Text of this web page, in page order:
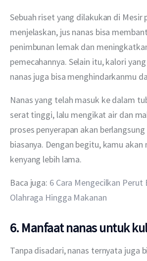
Sebuah riset yang dilakukan di Mesir
menjelaskan, jus nanas bisa
penimbunan lemak dan
pemecahannya. Selain itu, kalori
nanas juga bisa menghindarkanmu
Nanas yang telah masuk ke dalam
serat tinggi, lalu mengikat air dan
proses penyerapan akan
biasanya. Dengan begitu, kamu akan
kenyang lebih lama.
Baca juga: 6 Cara Mengecilkan Perut
Olahraga Hingga Makanan
6. Manfaat nanas untuk
Tanpa disadari, nanas ternyata juga